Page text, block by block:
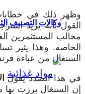
وكالات التصنيف
وظهر ذلك في
القول بأنه يريد
مخالب المستثمرين
الخاصة. وهذا يثير
السنغال من عباءة
في هذا الصدد يقول
إن السنغال برزت